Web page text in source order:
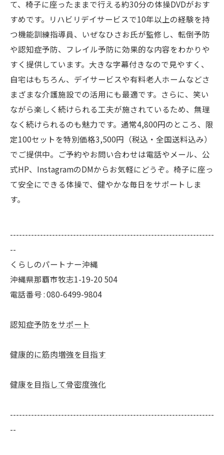
て、椅子に座ったままで行える約30分の体操DVDがおす
すめです。リハビリデイサービスで10年以上の経験を持
つ機能訓練指導員、いぜなひさお氏が監修し、転倒予防
や認知症予防、フレイル予防に効果的な内容をわかりや
すく提供しています。大きな字幕付きなので見やすく、
自宅はもちろん、デイサービスや有料老人ホームなどさ
まざまな介護施設での活用にも最適です。さらに、笑い
ながら楽しく続けられる工夫が施されているため、無理
なく続けられるのも魅力です。通常4,800円のところ、限
定100セットを特別価格3,500円（税込・全国送料込み）
でご提供中。ご予約やお問い合わせは電話やメール、公
式HP、InstagramのDMからお気軽にどうぞ。椅子に座っ
て安全にできる体操で、健やかな毎日をサポートしま
す。
--------------------------------------------------------------------
--
くらしのパートナー沖縄
沖縄県那覇市牧志1-19-20 504
電話番号 : 080-6499-9804
認知症予防をサポート
健康的に筋肉増強を目指す
健康を目指して骨密度強化
--------------------------------------------------------------------
--